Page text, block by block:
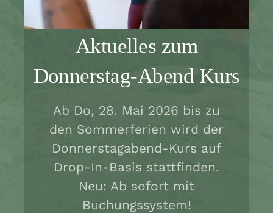
Aktuelles zum
Donnerstag-Abend Kurs
Ab Do, 28. Mai 2026 bis zu
den Sommerferien wird der
Donnerstagabend-Kurs auf
Drop-In-Basis stattfinden.
Neu: Ab sofort mit
Buchungssystem!